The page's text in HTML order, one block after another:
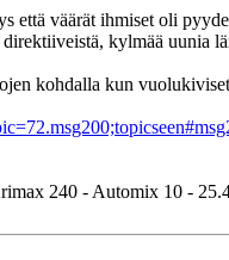
että väärät ihmiset oli
direktiiveistä, kylmää
kohdalla kun
240 - Automix 10 -